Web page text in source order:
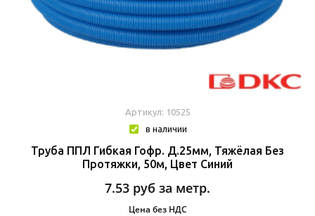
Артикул: 10525
в наличии
Труба ППЛ Гибкая Гофр. Д.25мм, Тяжёлая Без
Протяжки, 50м, Цвет Синий
7.53 руб за метр.
Цена без НДС